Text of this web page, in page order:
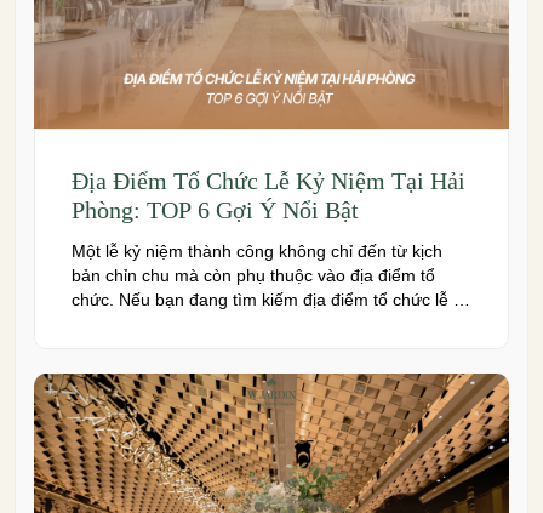
Địa Điểm Tổ Chức Lễ Kỷ Niệm Tại Hải
Phòng: TOP 6 Gợi Ý Nổi Bật
Một lễ kỷ niệm thành công không chỉ đến từ kịch
bản chỉn chu mà còn phụ thuộc vào địa điểm tổ
chức. Nếu bạn đang tìm kiếm địa điểm tổ chức lễ kỷ
đừng […]